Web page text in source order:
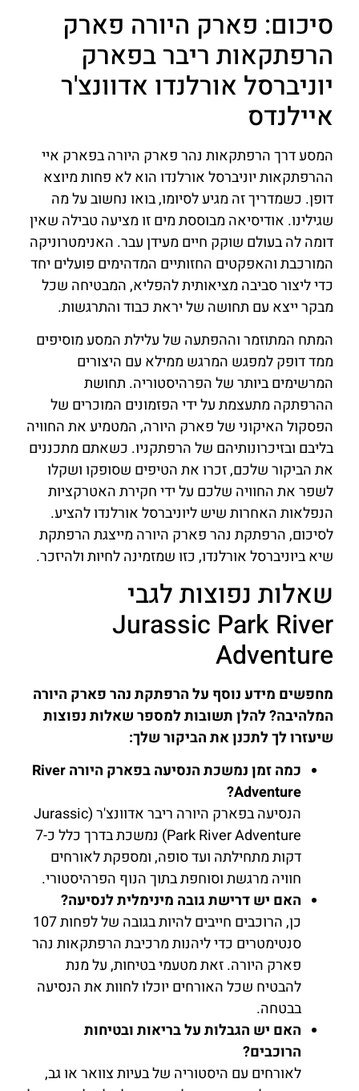
סיכום: פארק היורה פארק
הרפתקאות ריבר בפארק
יוניברסל אורלנדו אדוונצ'ר
איילנדס
המסע דרך הרפתקאות נהר פארק היורה בפארק איי
ההרפתקאות יוניברסל אורלנדו הוא לא פחות מיוצא
דופן. כשמדריך זה מגיע לסיומו, בואו נחשוב על מה
שגילינו. אודיסיאה מבוססת מים זו מציעה טבילה שאין
דומה לה בעולם שוקק חיים מעידן עבר. האנימטרוניקה
המורכבת והאפקטים החזותיים המדהימים פועלים יחד
כדי ליצור סביבה מציאותית להפליא, המבטיחה שכל
מבקר ייצא עם תחושה של יראת כבוד והתרגשות.
המתח המתוזמר וההפתעה של עלילת המסע מוסיפים
ממד דופק למפגש המרגש ממילא עם היצורים
המרשימים ביותר של הפרהיסטוריה. תחושת
ההרפתקה מתעצמת על ידי הפזמונים המוכרים של
הפסקול האיקוני של פארק היורה, המטמיע את החוויה
בליבם ובזיכרונותיהם של הרפתקניו. כשאתם מתכננים
את הביקור שלכם, זכרו את הטיפים שסופקו ושקלו
לשפר את החוויה שלכם על ידי חקירת האטרקציות
הנפלאות האחרות שיש ליוניברסל אורלנדו להציע.
לסיכום, הרפתקת נהר פארק היורה מייצגת הרפתקת
שיא ביוניברסל אורלנדו, כזו שמזמינה לחיות ולהיזכר.
שאלות נפוצות לגבי
Jurassic Park River
Adventure
מחפשים מידע נוסף על הרפתקת נהר פארק היורה
המלהיבה? להלן תשובות למספר שאלות נפוצות
שיעזרו לך לתכנן את הביקור שלך:
כמה זמן נמשכת הנסיעה בפארק היורה River
Adventure?
הנסיעה בפארק היורה ריבר אדוונצ'ר (Jurassic
Park River Adventure) נמשכת בדרך כלל כ-7
דקות מתחילתה ועד סופה, ומספקת לאורחים
חוויה מרגשת וסוחפת בתוך הנוף הפרהיסטורי.
האם יש דרישת גובה מינימלית לנסיעה?
כן, הרוכבים חייבים להיות בגובה של לפחות 107
סנטימטרים כדי ליהנות מרכיבת הרפתקאות נהר
פארק היורה. זאת מטעמי בטיחות, על מנת
להבטיח שכל האורחים יוכלו לחוות את הנסיעה
בבטחה.
האם יש הגבלות על בריאות ובטיחות
הרוכבים?
לאורחים עם היסטוריה של בעיות צוואר או גב,